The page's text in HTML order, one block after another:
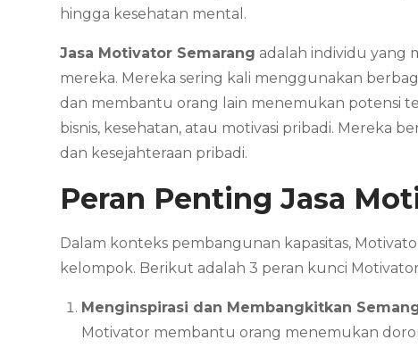
hingga kesehatan mental.
Jasa Motivator Semarang adalah individu yang
mereka. Mereka sering kali menggunakan
dan membantu orang lain menemukan potensi
bisnis, kesehatan, atau motivasi pribadi. Mereka
dan kesejahteraan pribadi.
Peran Penting Jasa
Dalam konteks pembangunan kapasitas,
kelompok. Berikut adalah 3 peran kunci
Menginspirasi dan Membangkitkan
Motivator membantu orang menemukan